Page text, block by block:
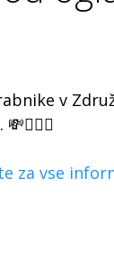
v
za vse